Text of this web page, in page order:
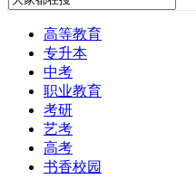
高等教育
专升本
中考
职业教育
考研
艺考
高考
书香校园